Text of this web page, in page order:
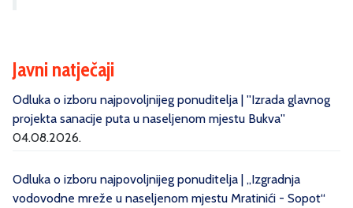
Javni natječaji
Odluka o izboru najpovoljnijeg ponuditelja | ''Izrada glavnog
projekta sanacije puta u naseljenom mjestu Bukva''
04.08.2026.
Odluka o izboru najpovoljnijeg ponuditelja | „Izgradnja
vodovodne mreže u naseljenom mjestu Mratinići - Sopot“